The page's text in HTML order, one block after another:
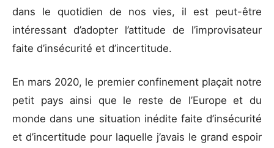
dans le quotidien de nos vies, il est peut-être
intéressant d’adopter l’attitude de l’improvisateur
faite d’insécurité et d’incertitude.
En mars 2020, le premier confinement plaçait notre
petit pays ainsi que le reste de l’Europe et du
monde dans une situation inédite faite d’insécurité
et d’incertitude pour laquelle j’avais le grand espoir